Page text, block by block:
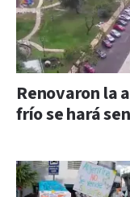
Renovaron la
frío se hará